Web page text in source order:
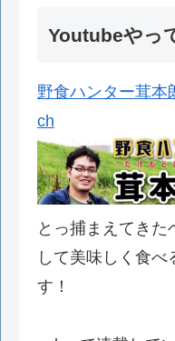
Youtubeやっ
野食ハンター茸本
ch
とっ捕まえてき
して美味しく食べ
す！